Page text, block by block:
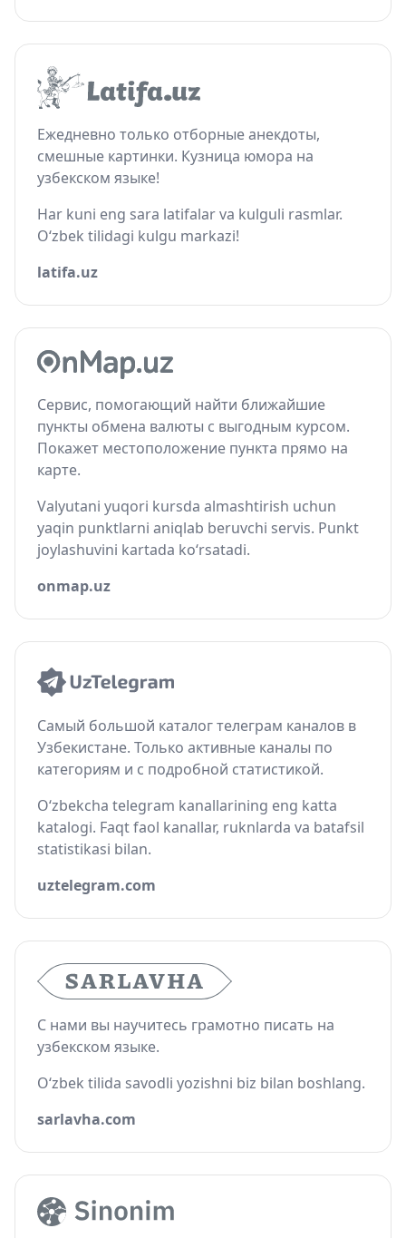
Ежедневно только отборные анекдоты,
смешные картинки. Кузница юмора на
узбекском языке!
Har kuni eng sara latifalar va kulguli rasmlar.
O‘zbek tilidagi kulgu markazi!
latifa.uz
Сервис, помогающий найти ближайшие
пункты обмена валюты с выгодным курсом.
Покажет местоположение пункта прямо на
карте.
Valyutani yuqori kursda almashtirish uchun
yaqin punktlarni aniqlab beruvchi servis. Punkt
joylashuvini kartada ko‘rsatadi.
onmap.uz
Самый большой каталог телеграм каналов в
Узбекистане. Только активные каналы по
категориям и с подробной статистикой.
O‘zbekcha telegram kanallarining eng katta
katalogi. Faqt faol kanallar, ruknlarda va batafsil
statistikasi bilan.
uztelegram.com
С нами вы научитесь грамотно писать на
узбекском языке.
O‘zbek tilida savodli yozishni biz bilan boshlang.
sarlavha.com